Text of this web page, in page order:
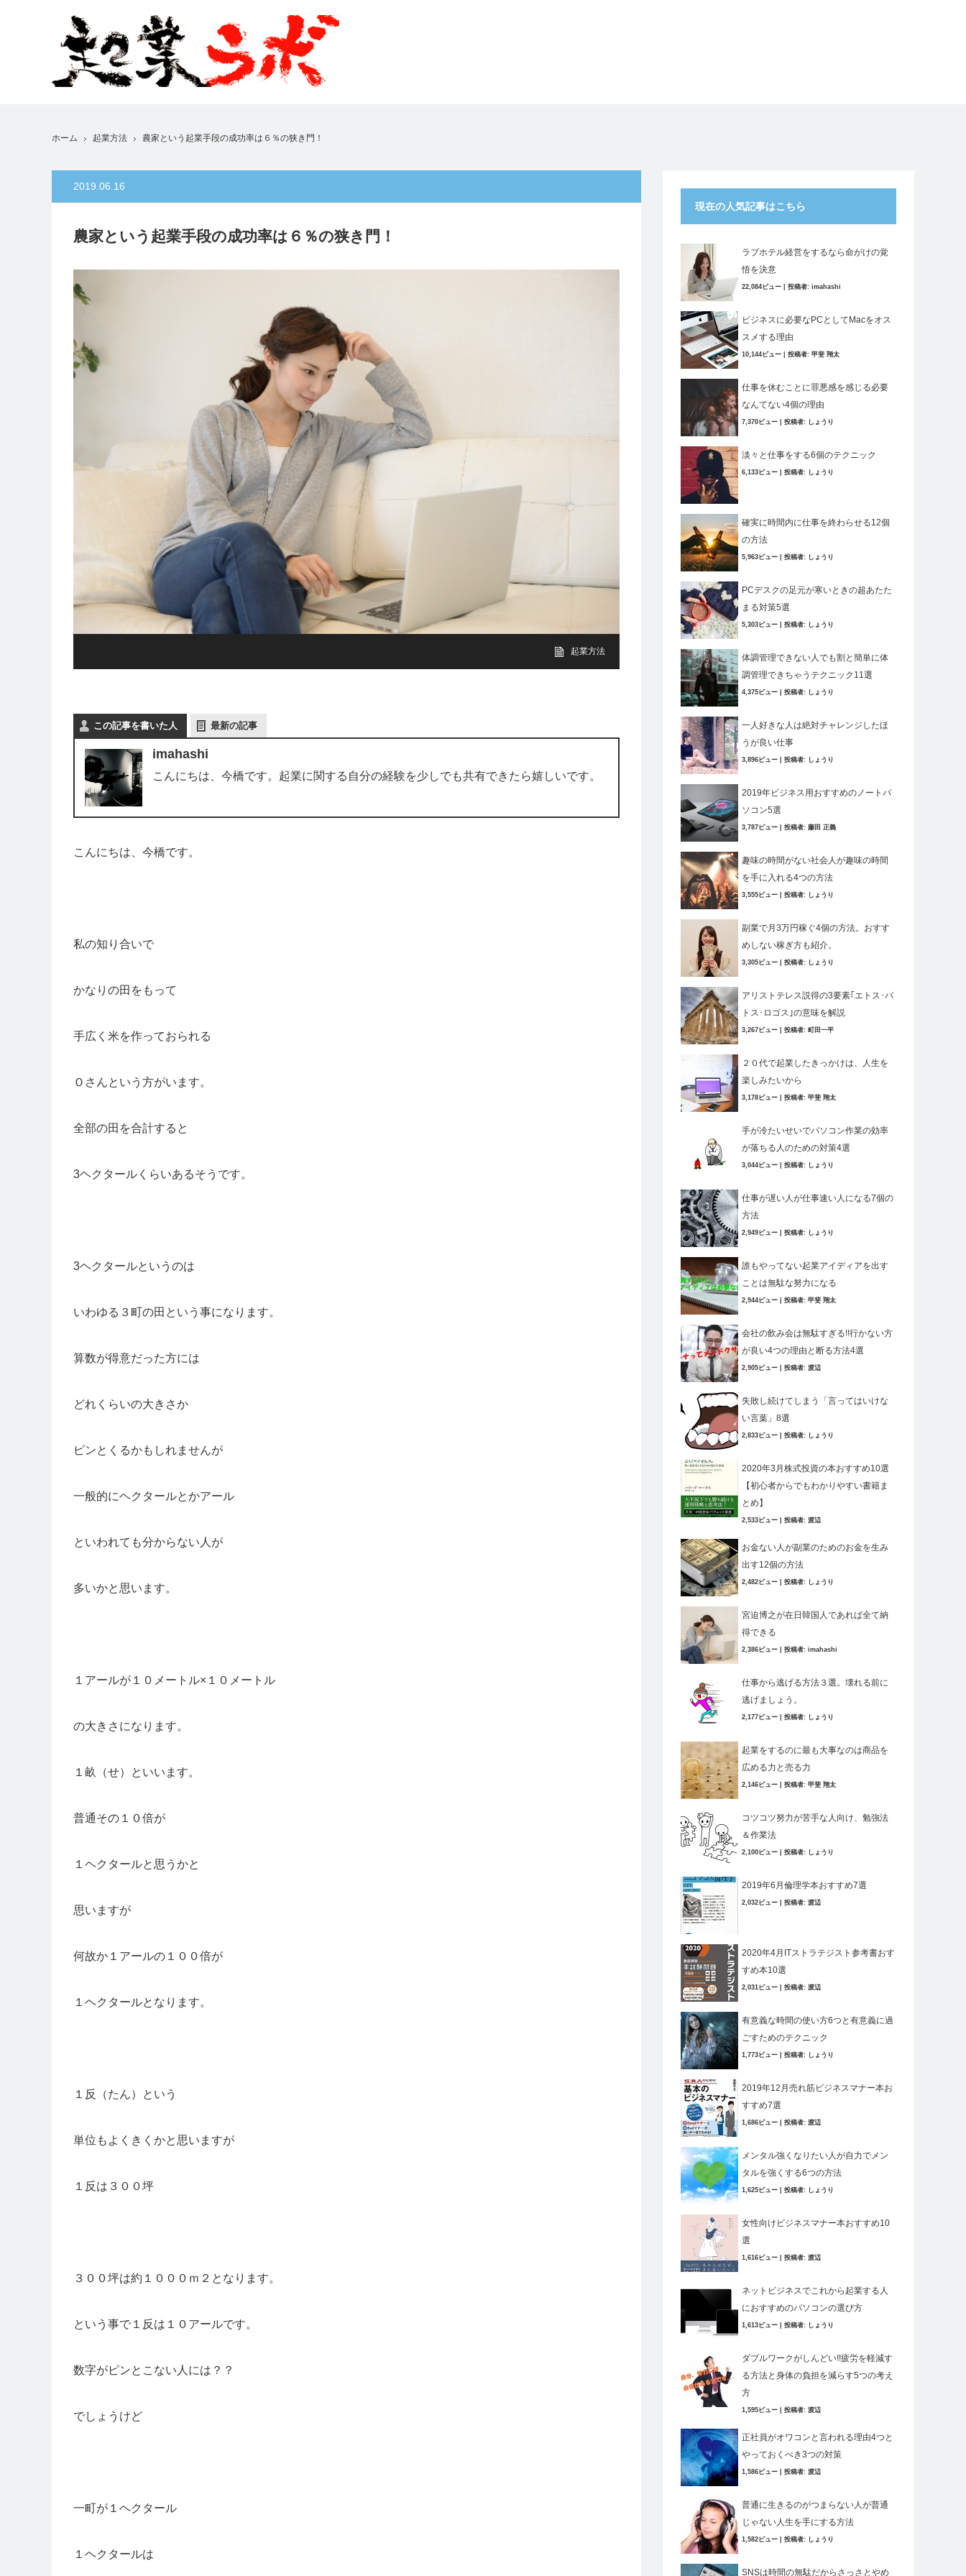
ホーム 起業方法 農家という起業手段の成功率は６％の狭き門！
2019.06.16
農家という起業手段の成功率は６％の狭き門！
起業方法
この記事を書いた人 最新の記事
imahashi
こんにちは、今橋です。起業に関する自分の経験を少しでも共有できたら嬉しいです。
こんにちは、今橋です。
私の知り合いで
かなりの田をもって
手広く米を作っておられる
Ｏさんという方がいます。
全部の田を合計すると
3ヘクタールくらいあるそうです。
3ヘクタールというのは
いわゆる３町の田という事になります。
算数が得意だった方には
どれくらいの大きさか
ピンとくるかもしれませんが
一般的にヘクタールとかアール
といわれても分からない人が
多いかと思います。
１アールが１０メートル×１０メートル
の大きさになります。
１畝（せ）といいます。
普通その１０倍が
１ヘクタールと思うかと
思いますが
何故か１アールの１００倍が
１ヘクタールとなります。
１反（たん）という
単位もよくきくかと思いますが
１反は３００坪
３００坪は約１０００ｍ２となります。
という事で１反は１０アールです。
数字がピンとこない人には？？
でしょうけど
一町が１ヘクタール
１ヘクタールは
現在の人気記事はこちら
ラブホテル経営をするなら命がけの覚
悟を決意
22,084ビュー 投稿者: imahashi
ビジネスに必要なPCとしてMacをオス
スメする理由
10,144ビュー 投稿者: 甲斐 翔太
仕事を休むことに罪悪感を感じる必要
なんてない4個の理由
7,370ビュー 投稿者: しょうり
淡々と仕事をする6個のテクニック
6,133ビュー 投稿者: しょうり
確実に時間内に仕事を終わらせる12個
の方法
5,963ビュー 投稿者: しょうり
PCデスクの足元が寒いときの超あたた
まる対策5選
5,303ビュー 投稿者: しょうり
体調管理できない人でも割と簡単に体
調管理できちゃうテクニック11選
4,375ビュー 投稿者: しょうり
一人好きな人は絶対チャレンジしたほ
うが良い仕事
3,896ビュー 投稿者: しょうり
2019年ビジネス用おすすめのノートパ
ソコン5選
3,787ビュー 投稿者: 藤田 正義
趣味の時間がない社会人が趣味の時間
を手に入れる4つの方法
3,555ビュー 投稿者: しょうり
副業で月3万円稼ぐ4個の方法。おすす
めしない稼ぎ方も紹介。
3,305ビュー 投稿者: しょうり
アリストテレス説得の3要素｢エトス･パ
トス･ロゴス｣の意味を解説
3,267ビュー 投稿者: 町田一平
２０代で起業したきっかけは、人生を
楽しみたいから
3,178ビュー 投稿者: 甲斐 翔太
手が冷たいせいでパソコン作業の効率
が落ちる人のための対策4選
3,044ビュー 投稿者: しょうり
仕事が遅い人が仕事速い人になる7個の
方法
2,949ビュー 投稿者: しょうり
誰もやってない起業アイディアを出す
ことは無駄な努力になる
2,944ビュー 投稿者: 甲斐 翔太
会社の飲み会は無駄すぎる!!行かない方
が良い4つの理由と断る方法4選
2,905ビュー 投稿者: 渡辺
失敗し続けてしまう「言ってはいけな
い言葉」8選
2,833ビュー 投稿者: しょうり
2020年3月株式投資の本おすすめ10選
【初心者からでもわかりやすい書籍ま
とめ】
2,533ビュー 投稿者: 渡辺
お金ない人が副業のためのお金を生み
出す12個の方法
2,482ビュー 投稿者: しょうり
宮迫博之が在日韓国人であれば全て納
得できる
2,386ビュー 投稿者: imahashi
仕事から逃げる方法３選。壊れる前に
逃げましょう。
2,177ビュー 投稿者: しょうり
起業をするのに最も大事なのは商品を
広める力と売る力
2,146ビュー 投稿者: 甲斐 翔太
コツコツ努力が苦手な人向け、勉強法
＆作業法
2,100ビュー 投稿者: しょうり
2019年6月倫理学本おすすめ7選
2,032ビュー 投稿者: 渡辺
2020年4月ITストラテジスト参考書おす
すめ本10選
2,031ビュー 投稿者: 渡辺
有意義な時間の使い方6つと有意義に過
ごすためのテクニック
1,773ビュー 投稿者: しょうり
2019年12月売れ筋ビジネスマナー本お
すすめ7選
1,686ビュー 投稿者: 渡辺
メンタル強くなりたい人が自力でメン
タルを強くする6つの方法
1,625ビュー 投稿者: しょうり
女性向けビジネスマナー本おすすめ10
選
1,616ビュー 投稿者: 渡辺
ネットビジネスでこれから起業する人
におすすめのパソコンの選び方
1,613ビュー 投稿者: しょうり
ダブルワークがしんどい!!疲労を軽減す
る方法と身体の負担を減らす5つの考え
方
1,595ビュー 投稿者: 渡辺
正社員がオワコンと言われる理由4つと
やっておくべき3つの対策
1,586ビュー 投稿者: 渡辺
普通に生きるのがつまらない人が普通
じゃない人生を手にする方法
1,582ビュー 投稿者: しょうり
SNSは時間の無駄だからさっさとやめ